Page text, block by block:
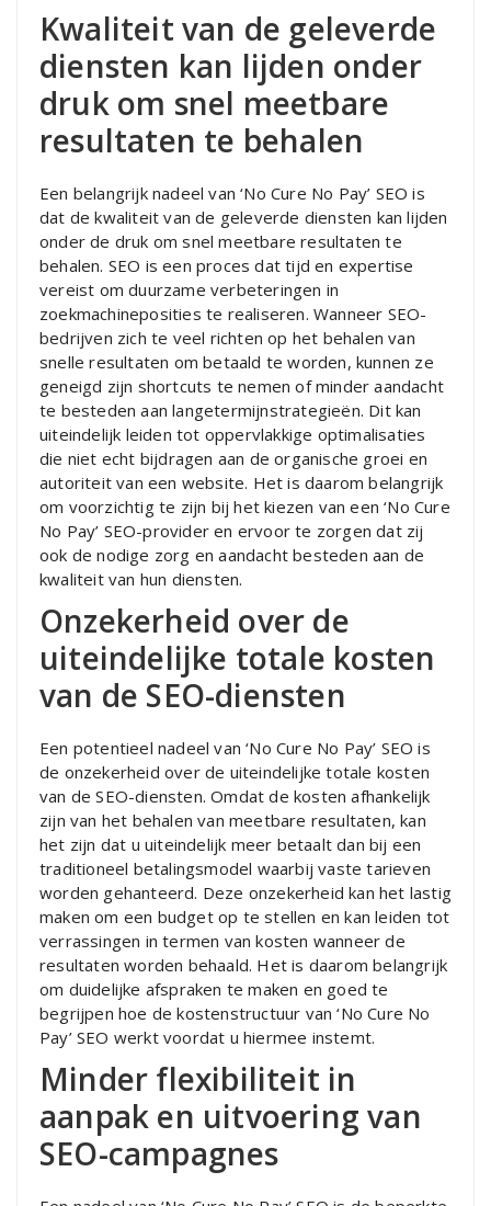
Kwaliteit van de geleverde
diensten kan lijden onder
druk om snel meetbare
resultaten te behalen
Een belangrijk nadeel van ‘No Cure No Pay’ SEO is
dat de kwaliteit van de geleverde diensten kan lijden
onder de druk om snel meetbare resultaten te
behalen. SEO is een proces dat tijd en expertise
vereist om duurzame verbeteringen in
zoekmachineposities te realiseren. Wanneer SEO-
bedrijven zich te veel richten op het behalen van
snelle resultaten om betaald te worden, kunnen ze
geneigd zijn shortcuts te nemen of minder aandacht
te besteden aan langetermijnstrategieën. Dit kan
uiteindelijk leiden tot oppervlakkige optimalisaties
die niet echt bijdragen aan de organische groei en
autoriteit van een website. Het is daarom belangrijk
om voorzichtig te zijn bij het kiezen van een ‘No Cure
No Pay’ SEO-provider en ervoor te zorgen dat zij
ook de nodige zorg en aandacht besteden aan de
kwaliteit van hun diensten.
Onzekerheid over de
uiteindelijke totale kosten
van de SEO-diensten
Een potentieel nadeel van ‘No Cure No Pay’ SEO is
de onzekerheid over de uiteindelijke totale kosten
van de SEO-diensten. Omdat de kosten afhankelijk
zijn van het behalen van meetbare resultaten, kan
het zijn dat u uiteindelijk meer betaalt dan bij een
traditioneel betalingsmodel waarbij vaste tarieven
worden gehanteerd. Deze onzekerheid kan het lastig
maken om een budget op te stellen en kan leiden tot
verrassingen in termen van kosten wanneer de
resultaten worden behaald. Het is daarom belangrijk
om duidelijke afspraken te maken en goed te
begrijpen hoe de kostenstructuur van ‘No Cure No
Pay’ SEO werkt voordat u hiermee instemt.
Minder flexibiliteit in
aanpak en uitvoering van
SEO-campagnes